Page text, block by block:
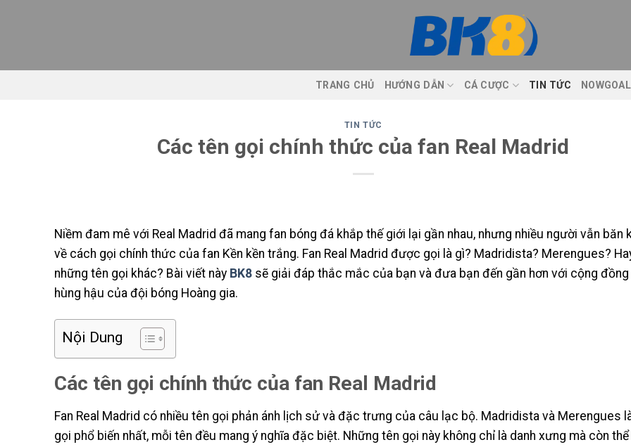
TRANG CHỦ HƯỚNG DẪN CÁ CƯỢC TIN TỨC NOWGOAL
TIN TỨC
Các tên gọi chính thức của fan Real Madrid
Niềm đam mê với Real Madrid đã mang fan bóng đá khắp thế giới lại gần nhau, nhưng nhiều người vẫn băn
về cách gọi chính thức của fan Kền kền trắng. Fan Real Madrid được gọi là gì? Madridista? Merengues?
những tên gọi khác? Bài viết này BK8 sẽ giải đáp thắc mắc của bạn và đưa bạn đến gần hơn với cộng đồng
hùng hậu của đội bóng Hoàng gia.
Nội Dung
Các tên gọi chính thức của fan Real Madrid
Fan Real Madrid có nhiều tên gọi phản ánh lịch sử và đặc trưng của câu lạc bộ. Madridista và Merengues
gọi phổ biến nhất, mỗi tên đều mang ý nghĩa đặc biệt. Những tên gọi này không chỉ là danh xưng mà còn thể